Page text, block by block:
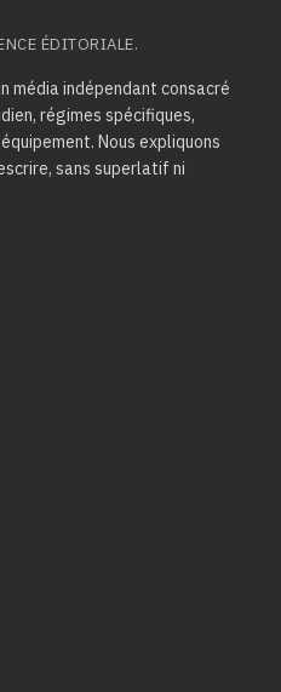
ÉDITORIALE.
média indépendant consacré
régimes spécifiques,
Nous expliquons
sans superlatif ni